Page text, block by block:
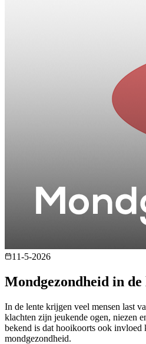
11-5-2026
Mondgezondheid in de
In de lente krijgen veel mensen last
klachten zijn jeukende ogen, niezen
bekend is dat hooikoorts ook invloed
mondgezondheid.